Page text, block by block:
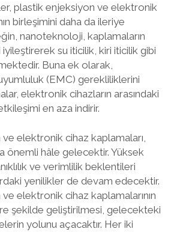
plastik enjeksiyon ve elektronik
birleşimini daha da ileriye
nanoteknoloji, kaplamaların
su iticilik, kiri iticilik gibi
Buna ek olarak,
(EMC) gerekliliklerini
elektronik cihazların arasındaki
en aza indirir.
elektronik cihaz kaplamaları,
önemli hâle gelecektir. Yüksek
ve verimlilik beklentileri
yenilikler de devam edecektir.
elektronik cihaz kaplamalarının
şekilde geliştirilmesi, gelecekteki
yolunu açacaktır. Her iki